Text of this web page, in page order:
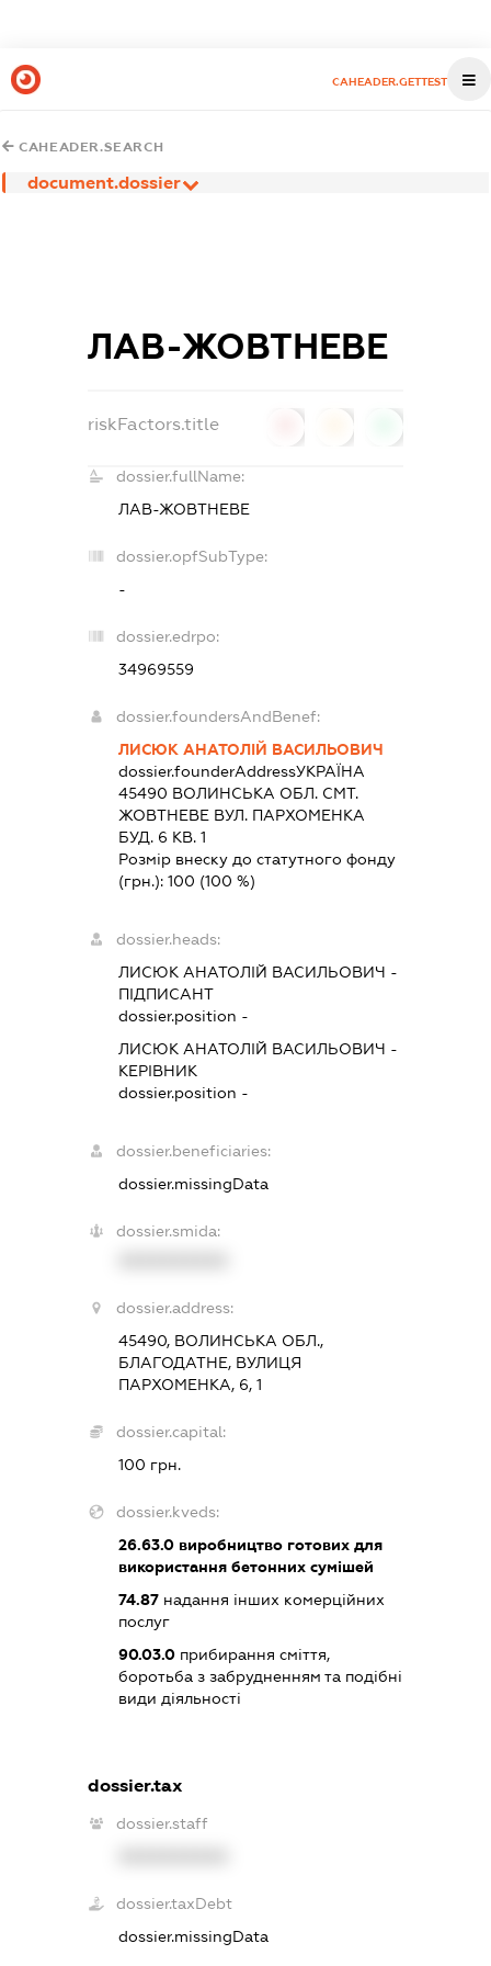
CAHEADER.GETTEST
CAHEADER.SEARCH
document.dossier
ЛАВ-ЖОВТНЕВЕ
riskFactors.title
dossier.fullName:
ЛАВ-ЖОВТНЕВЕ
dossier.opfSubType:
-
dossier.edrpo:
34969559
dossier.foundersAndBenef:
ЛИСЮК АНАТОЛІЙ ВАСИЛЬОВИЧ
dossier.founderAddressУКРАЇНА
45490 ВОЛИНСЬКА ОБЛ. СМТ.
ЖОВТНЕВЕ ВУЛ. ПАРХОМЕНКА
БУД. 6 КВ. 1
Розмір внеску до статутного фонду
(грн.):100 (100 %)
dossier.heads:
ЛИСЮК АНАТОЛІЙ ВАСИЛЬОВИЧ -
ПІДПИСАНТ
dossier.position -
ЛИСЮК АНАТОЛІЙ ВАСИЛЬОВИЧ -
КЕРІВНИК
dossier.position -
dossier.beneficiaries:
dossier.missingData
dossier.smida:
dossier.address:
45490, ВОЛИНСЬКА ОБЛ.,
БЛАГОДАТНЕ, ВУЛИЦЯ
ПАРХОМЕНКА, 6, 1
dossier.capital:
100 грн.
dossier.kveds:
26.63.0 виробництво готових для
використання бетонних сумішей
74.87 надання інших комерційних
послуг
90.03.0 прибирання сміття,
боротьба з забрудненням та подібні
види діяльності
dossier.tax
dossier.staff
dossier.taxDebt
dossier.missingData